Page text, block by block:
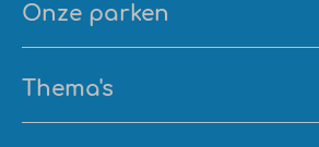
Onze parken
Thema's